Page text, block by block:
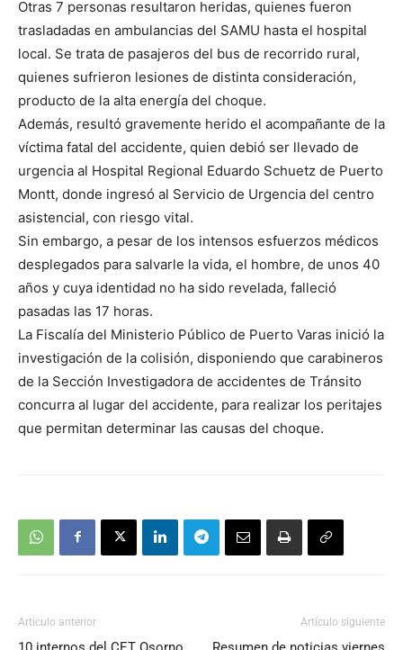
Otras 7 personas resultaron heridas, quienes fueron
trasladadas en ambulancias del SAMU hasta el hospital
local. Se trata de pasajeros del bus de recorrido rural,
quienes sufrieron lesiones de distinta consideración,
producto de la alta energía del choque.
Además, resultó gravemente herido el acompañante de la
víctima fatal del accidente, quien debió ser llevado de
urgencia al Hospital Regional Eduardo Schuetz de Puerto
Montt, donde ingresó al Servicio de Urgencia del centro
asistencial, con riesgo vital.
Sin embargo, a pesar de los intensos esfuerzos médicos
desplegados para salvarle la vida, el hombre, de unos 40
años y cuya identidad no ha sido revelada, falleció
pasadas las 17 horas.
La Fiscalía del Ministerio Público de Puerto Varas inició la
investigación de la colisión, disponiendo que carabineros
de la Sección Investigadora de accidentes de Tránsito
concurra al lugar del accidente, para realizar los peritajes
que permitan determinar las causas del choque.
Artículo anterior Artículo siguiente